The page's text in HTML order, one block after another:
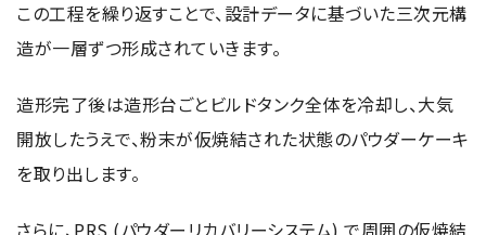
この工程を繰り返すことで、設計データに基づいた三次元構
造が一層ずつ形成されていきます。
造形完了後は造形台ごとビルドタンク全体を冷却し、大気
開放したうえで、粉末が仮焼結された状態のパウダーケーキ
を取り出します。
さらに、PRS (パウダーリカバリーシステム) で周囲の仮焼結